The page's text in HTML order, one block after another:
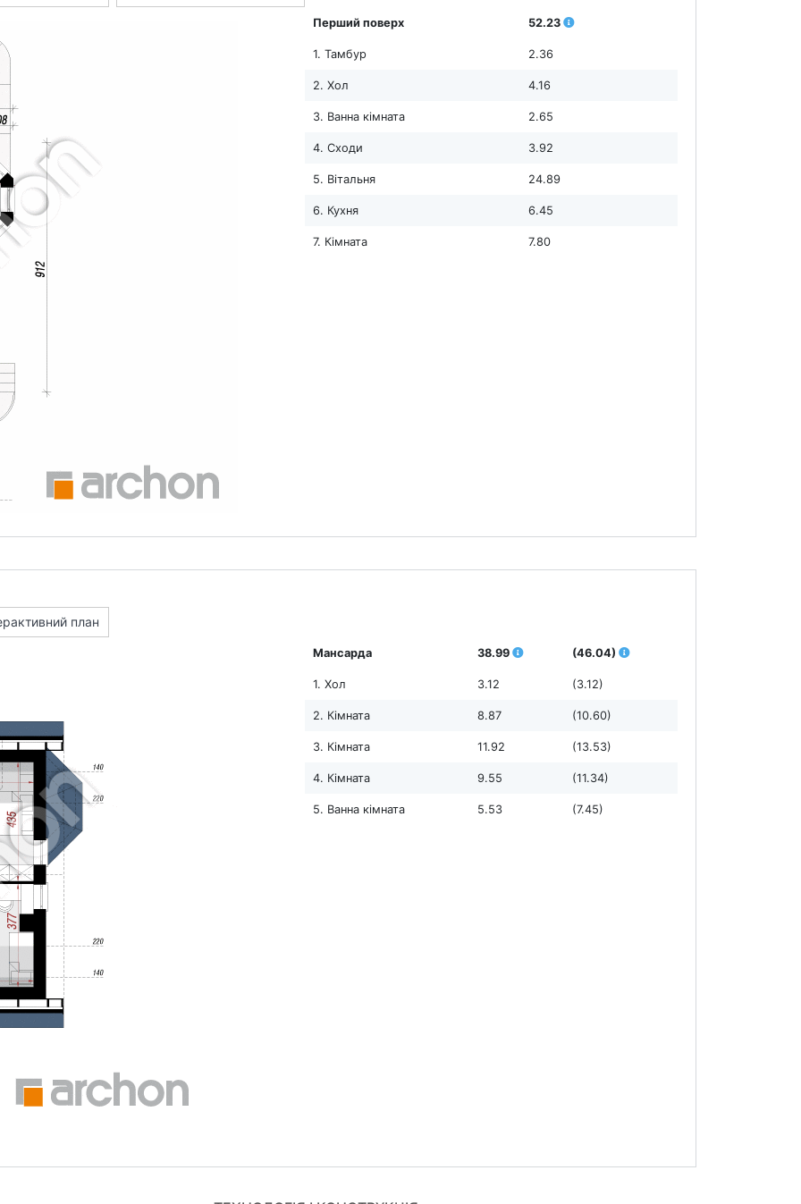
Перший поверх 52.23
1. Тамбур 2.36
2. Хол 4.16
3. Ванна кімната 2.65
4. Сходи 3.92
5. Вітальня 24.89
6. Кухня 6.45
7. Кімната 7.80
план
Мансарда 38.99 (46.04)
1. Хол 3.12 (3.12)
2. Кімната 8.87 (10.60)
3. Кімната 11.92 (13.53)
4. Кімната 9.55 (11.34)
5. Ванна кімната 5.53 (7.45)